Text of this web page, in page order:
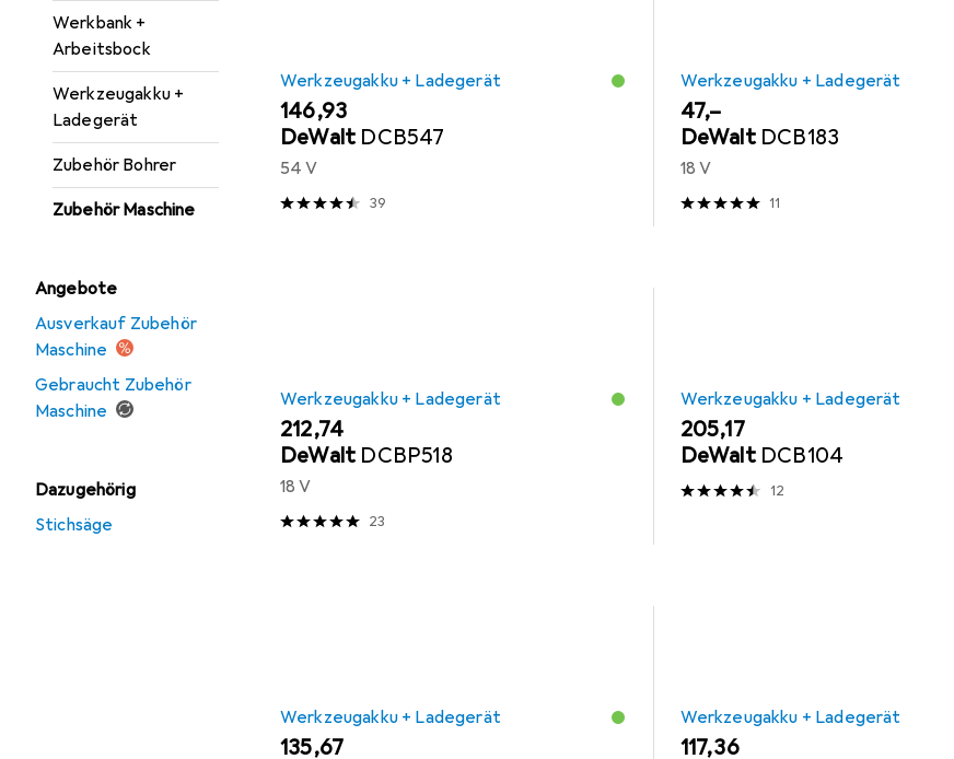
Werkbank +
Arbeitsbock
Werkzeugakku +
Ladegerät
Zubehör Bohrer
Zubehör Maschine
Angebote
Ausverkauf Zubehör
Maschine
Gebraucht Zubehör
Maschine
Dazugehörig
Stichsäge
Werkzeugakku + Ladegerät
EUR
146,93
DeWalt DCB547
54 V
39
Werkzeugakku + Ladegerät
EUR
47,–
DeWalt DCB183
18 V
11
Werkzeugakku + Ladegerät
EUR
212,74
DeWalt DCBP518
18 V
23
Werkzeugakku + Ladegerät
EUR
205,17
DeWalt DCB104
12
Werkzeugakku + Ladegerät
EUR
135,67
Werkzeugakku + Ladegerät
EUR
117,36